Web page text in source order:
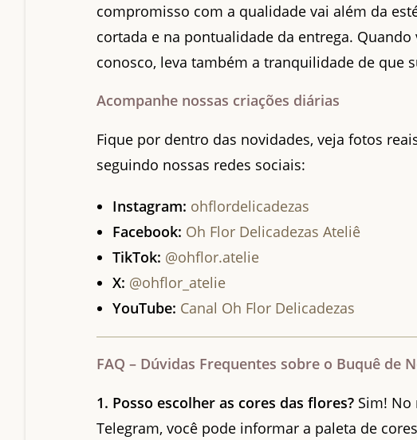
compromisso com a qualidade vai além da
cortada e na pontualidade da entrega. Quando
conosco, leva também a tranquilidade de que
Acompanhe nossas criações diárias
Fique por dentro das novidades, veja fotos
seguindo nossas redes sociais:
Instagram: ohflordelicadezas
Facebook: Oh Flor Delicadezas Ateliê
TikTok: @ohflor.atelie
X: @ohflor_atelie
YouTube: Canal Oh Flor Delicadezas
FAQ – Dúvidas Frequentes sobre o Buquê de
1. Posso escolher as cores das flores? Sim!
Telegram, você pode informar a paleta de